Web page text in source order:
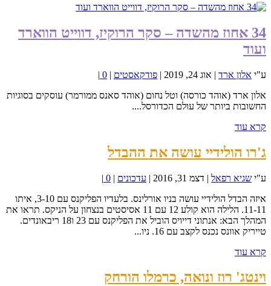
34 אחוז מהשדה – סקר הרוקיז, דווייט הווארד
ועוד
ע"י אלון ארד | אוג 24, 2019 | פודקאסטים |
0
|
אלון ארד (אוהד כורסה) וטל נחום (אוהד סאנס ממורמר) עוסקים בסוגיות
החשובות ביותר של עולם הכדורסל....
קרא עוד
ג'רו הולידיי עושה את ההבדל
ע"י שגיא רפאל | דצמ 31, 2016 | עדכונים |
0
|
איזה הבדל הולידיי עושה בניו אורלינס. בלעדיו הפליקנס עם 3-10, איתו
11-11. הלילה הוא קולע 12 עם 11 אסיסטים בנצחון על הניקס. תראו את
המהלך הבא: אנתוני דייויס הוביל את הפליקנס עם 23 ו18 ריבאונדים.
טייריק אוונס נכנס לקצב עם 16. ניו...
קרא עוד
וינטג' רוז ונואה, כרמלו הורחק